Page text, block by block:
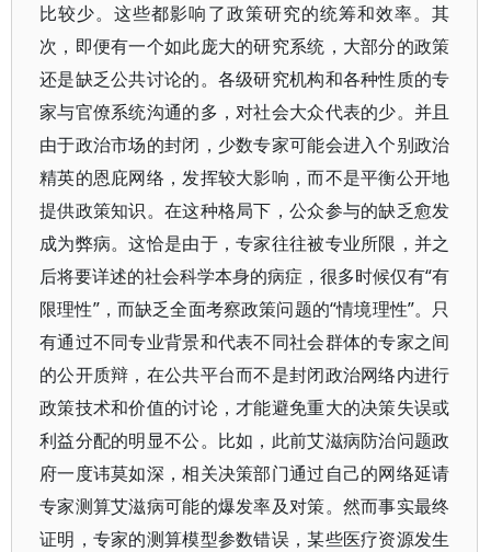
比较少。这些都影响了政策研究的统筹和效率。其
次，即便有一个如此庞大的研究系统，大部分的政策
还是缺乏公共讨论的。各级研究机构和各种性质的专
家与官僚系统沟通的多，对社会大众代表的少。并且
由于政治市场的封闭，少数专家可能会进入个别政治
精英的恩庇网络，发挥较大影响，而不是平衡公开地
提供政策知识。在这种格局下，公众参与的缺乏愈发
成为弊病。这恰是由于，专家往往被专业所限，并之
后将要详述的社会科学本身的病症，很多时候仅有“有
限理性”，而缺乏全面考察政策问题的“情境理性”。只
有通过不同专业背景和代表不同社会群体的专家之间
的公开质辩，在公共平台而不是封闭政治网络内进行
政策技术和价值的讨论，才能避免重大的决策失误或
利益分配的明显不公。比如，此前艾滋病防治问题政
府一度讳莫如深，相关决策部门通过自己的网络延请
专家测算艾滋病可能的爆发率及对策。然而事实最终
证明，专家的测算模型参数错误，某些医疗资源发生